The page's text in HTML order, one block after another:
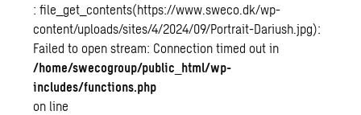
: file_get_contents(https://www.sweco.dk/wp-
content/uploads/sites/4/2024/09/Portrait-Dariush.jpg):
Failed to open stream: Connection timed out in
/home/swecogroup/public_html/wp-
includes/functions.php
on line